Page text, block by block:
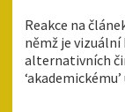
Reakce na
němž je
alternativních